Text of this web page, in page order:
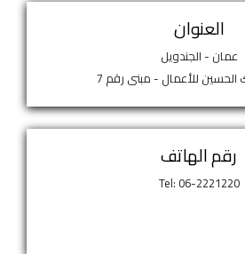
العنوان
عمان - الجندويل
للأعمال - مبنى رقم 7
رقم الهاتف
Tel: 06-2221220